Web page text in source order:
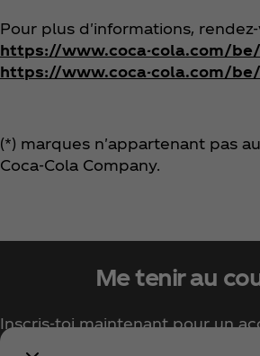
Pour plus d'informations,
https://www.coca-cola.com/
https://www.coca-cola.com/
(*) marques n'appartenant pas
Coca‑Cola Company.
Me tenir au
Inscris-toi maintenant pour un